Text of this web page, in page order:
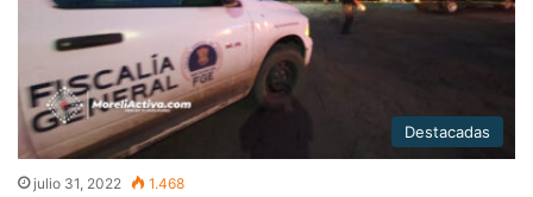
Destacadas
julio 31, 2022 1.468